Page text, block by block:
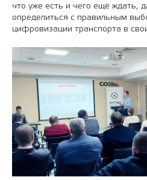
что уже есть и чего ещё ждать,
определиться с правильным
цифровизации транспорта в